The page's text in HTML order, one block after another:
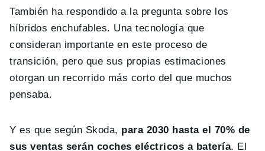
También ha respondido a la pregunta sobre los
híbridos enchufables. Una tecnología que
consideran importante en este proceso de
transición, pero que sus propias estimaciones
otorgan un recorrido más corto del que muchos
pensaba.
Y es que según Skoda, para 2030 hasta el 70% de
sus ventas serán coches eléctricos a batería. El